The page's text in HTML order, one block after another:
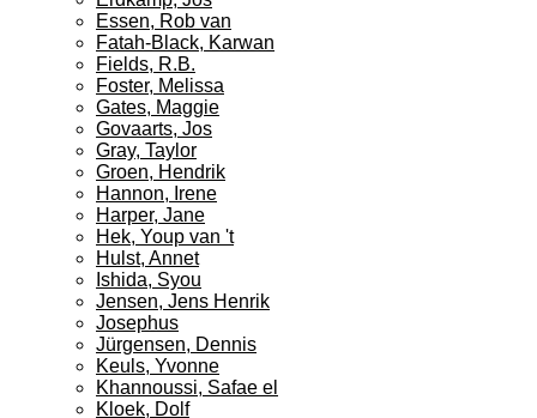
Essen, Rob van
Fatah-Black, Karwan
Fields, R.B.
Foster, Melissa
Gates, Maggie
Govaarts, Jos
Gray, Taylor
Groen, Hendrik
Hannon, Irene
Harper, Jane
Hek, Youp van 't
Hulst, Annet
Ishida, Syou
Jensen, Jens Henrik
Josephus
Jürgensen, Dennis
Keuls, Yvonne
Khannoussi, Safae el
Kloek, Dolf